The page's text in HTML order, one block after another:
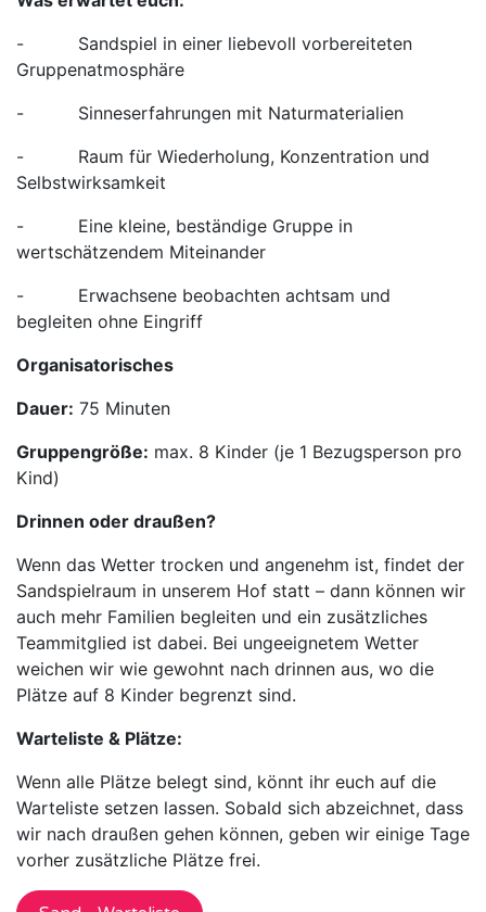
- Sandspiel in einer liebevoll vorbereiteten
Gruppenatmosphäre
- Sinneserfahrungen mit Naturmaterialien
- Raum für Wiederholung, Konzentration und
Selbstwirksamkeit
- Eine kleine, beständige Gruppe in
wertschätzendem Miteinander
- Erwachsene beobachten achtsam und
begleiten ohne Eingriff
Organisatorisches
Dauer: 75 Minuten
Gruppengröße: max. 8 Kinder (je 1 Bezugsperson pro
Kind)
Drinnen oder draußen?
Wenn das Wetter trocken und angenehm ist, findet der
Sandspielraum in unserem Hof statt – dann können wir
auch mehr Familien begleiten und ein zusätzliches
Teammitglied ist dabei. Bei ungeeignetem Wetter
weichen wir wie gewohnt nach drinnen aus, wo die
Plätze auf 8 Kinder begrenzt sind.
Warteliste & Plätze:
Wenn alle Plätze belegt sind, könnt ihr euch auf die
Warteliste setzen lassen. Sobald sich abzeichnet, dass
wir nach draußen gehen können, geben wir einige Tage
vorher zusätzliche Plätze frei.